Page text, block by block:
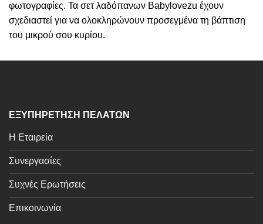
φωτογραφίες. Τα σετ λαδόπανων Babylovezu έχουν
σχεδιαστεί για να ολοκληρώνουν προσεγμένα τη βάπτιση
του μικρού σου κυρίου.
ΕΞΥΠΗΡΕΤΗΣΗ ΠΕΛΑΤΩΝ
Η Εταιρεία
Συνεργασίες
Συχνές Ερωτήσεις
Επικοινωνία